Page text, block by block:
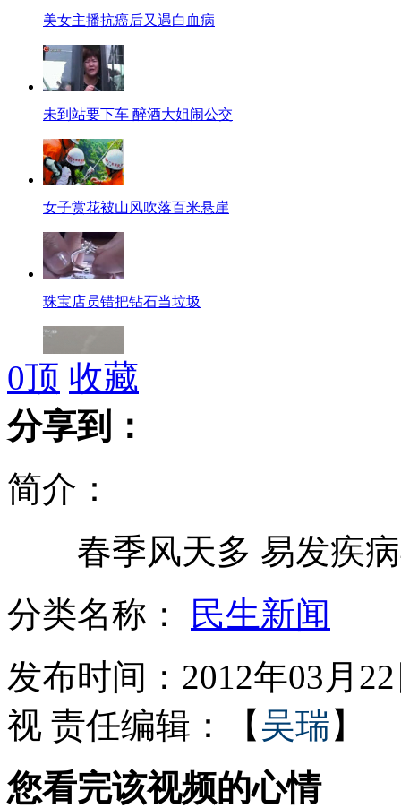
美女主播抗癌后又遇白血病
未到站要下车 醉酒大姐闹公交
女子赏花被山风吹落百米悬崖
珠宝店员错把钻石当垃圾
300米高空看PM2.5瞬间"变脸"
美军公开最新非致命性武器
袖珍吉娃娃出生时仅42.5克
视频裸聊诈骗 "美女"竟是大男人
一线明星片酬25年涨5000倍
0顶 收藏
分享到：
简介：
春季风天多 易发疾病
分类名称：
民生新闻
发布时间：2012年03月
视 责任编辑：【 吴瑞】
您看完该视频的心情